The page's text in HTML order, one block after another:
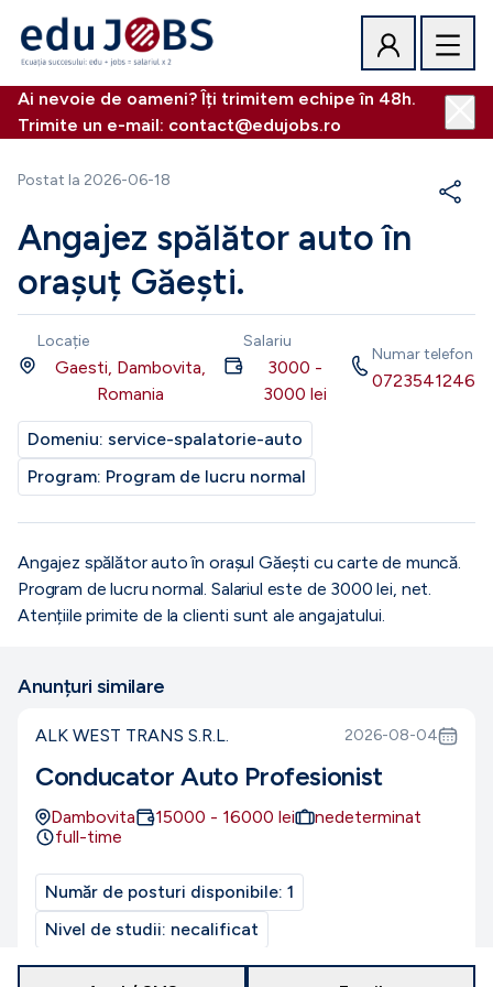
Ai nevoie de oameni? Îți trimitem echipe în 48h.
Trimite un e-mail: contact@edujobs.ro
Postat la 2026-06-18
Angajez spălător auto în
orașuț Găești.
Locație
Gaesti, Dambovita,
Romania
Salariu
3000 -
3000 lei
Numar telefon
0723541246
Domeniu: service-spalatorie-auto
Program: Program de lucru normal
Angajez spălător auto în orașul Găești cu carte de muncă.
Program de lucru normal. Salariul este de 3000 lei, net.
Atențiile primite de la clienti sunt ale angajatului.
Anunțuri similare
ALK WEST TRANS S.R.L. 2026-08-04
Conducator Auto Profesionist
Dambovita 15000 - 16000 lei
nedeterminat
full-time
Număr de posturi disponibile: 1
Nivel de studii: necalificat
Nivel de experiență:Entry-level